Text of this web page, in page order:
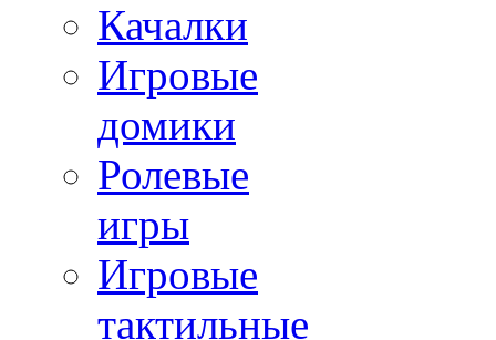
Качалки
Игровые
домики
Ролевые
игры
Игровые
тактильные